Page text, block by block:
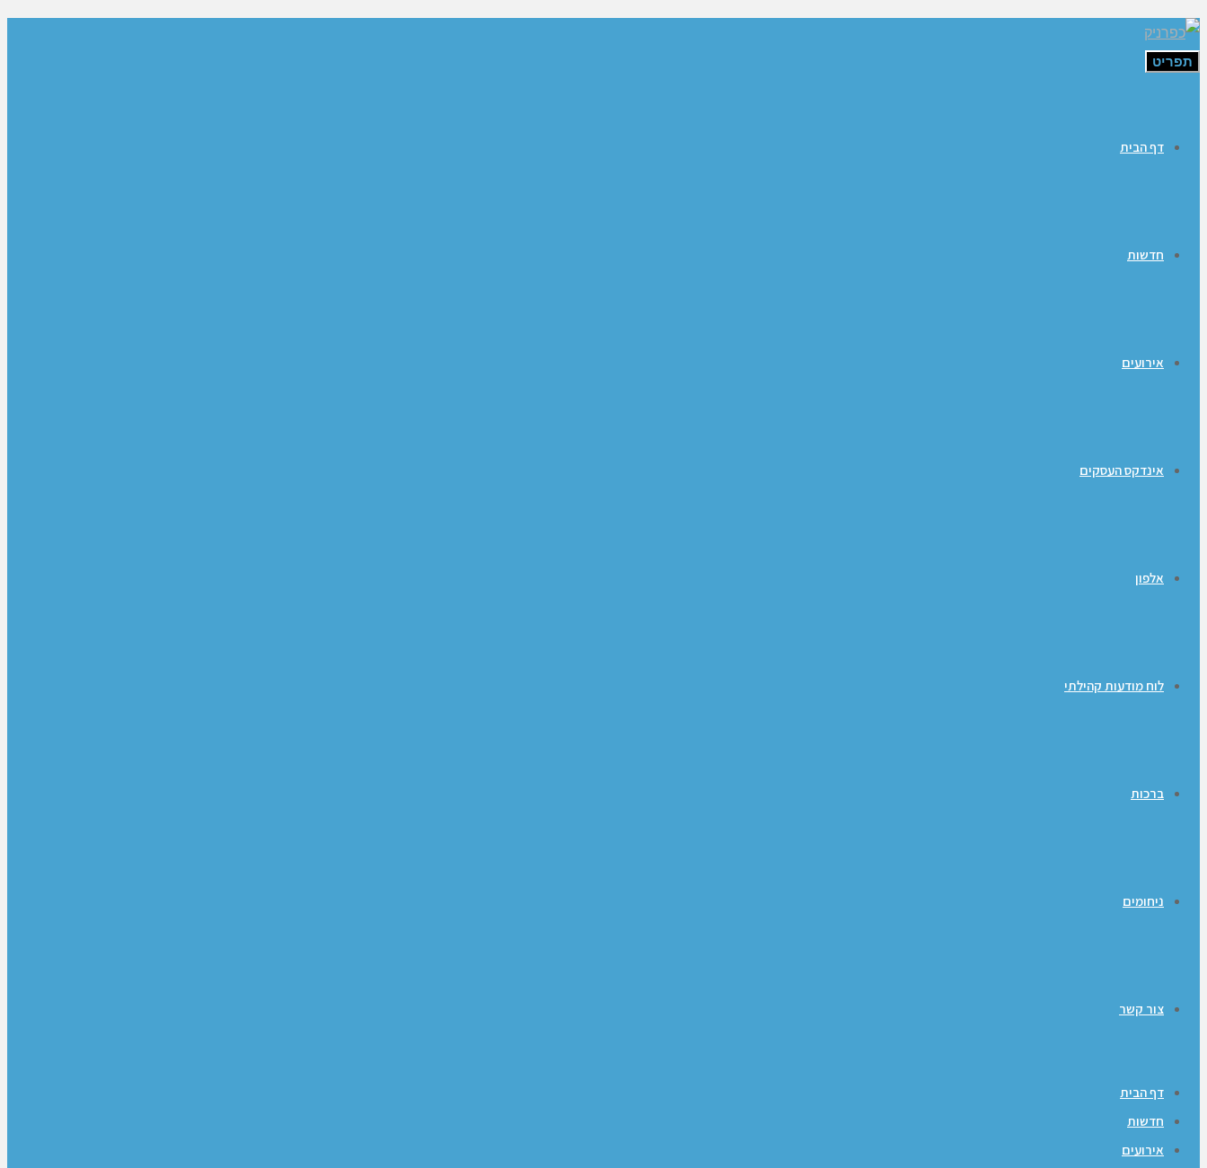
תפריט
דף הבית
חדשות
אירועים
אינדקס העסקים
אלפון
לוח מודעות קהילתי
ברכות
ניחומים
צור קשר
דף הבית
חדשות
אירועים